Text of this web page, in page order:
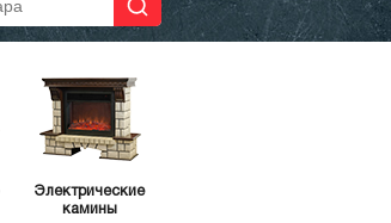
Электрические
камины